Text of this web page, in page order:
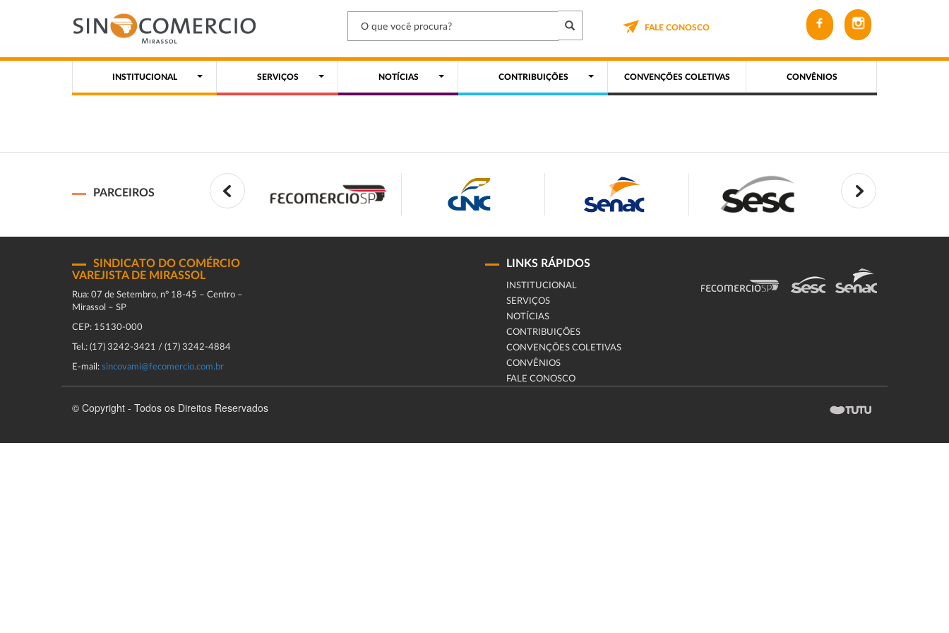
FALE CONOSCO
INSTITUCIONAL SERVIÇOS NOTÍCIAS CONTRIBUIÇÕES CONVENÇÕES COLETIVAS CONVÊNIOS
PARCEIROS
SINDICATO DO COMÉRCIO
VAREJISTA DE MIRASSOL
Rua: 07 de Setembro, n° 18-45 – Centro –
Mirassol – SP
CEP: 15130-000
Tel.: (17) 3242-3421 / (17) 3242-4884
E-mail: sincovami@fecomercio.com.br
LINKS RÁPIDOS
INSTITUCIONAL
SERVIÇOS
NOTÍCIAS
CONTRIBUIÇÕES
CONVENÇÕES COLETIVAS
CONVÊNIOS
FALE CONOSCO
© Copyright - Todos os Direitos Reservados